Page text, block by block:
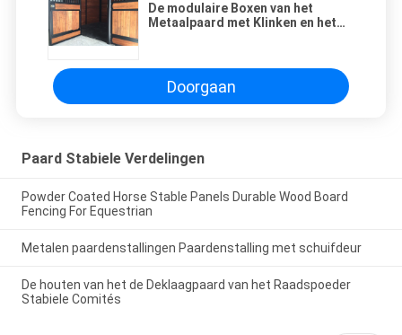
De modulaire Boxen van het
Metaalpaard met Klinken en het
Doorgaan
Paard Stabiele Verdelingen
Powder Coated Horse Stable Panels Durable Wood Board
Fencing For Equestrian
Metalen paardenstallingen Paardenstalling met schuifdeur
De houten van het de Deklaagpaard van het Raadspoeder
Stabiele Comités